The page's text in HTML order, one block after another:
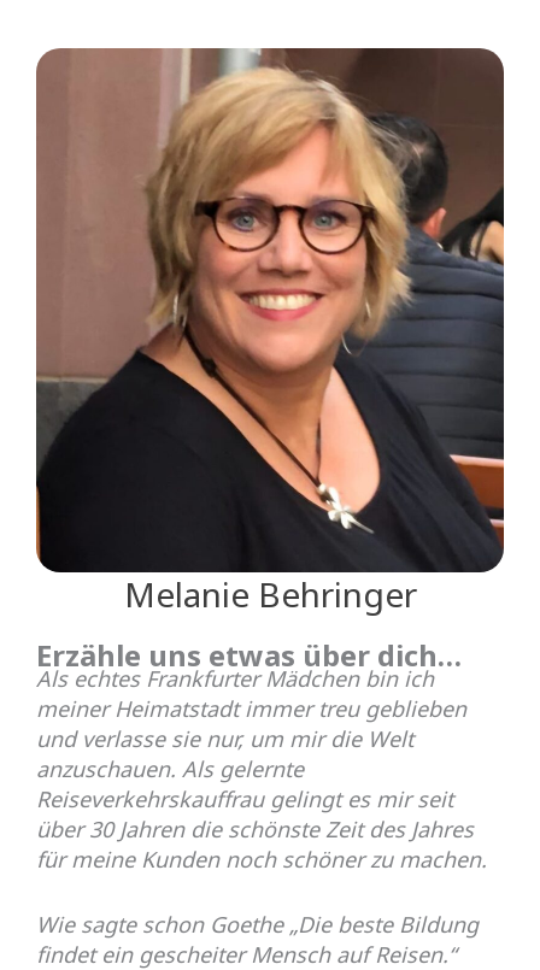
Melanie Behringer
Erzähle uns etwas über dich…
Als echtes Frankfurter Mädchen bin ich
meiner Heimatstadt immer treu geblieben
und verlasse sie nur, um mir die Welt
anzuschauen. Als gelernte
Reiseverkehrskauffrau gelingt es mir seit
über 30 Jahren die schönste Zeit des Jahres
für meine Kunden noch schöner zu machen.
Wie sagte schon Goethe „Die beste Bildung
findet ein gescheiter Mensch auf Reisen.“